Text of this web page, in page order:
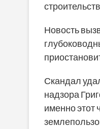
Новость
Скандал
надзора
именно этот